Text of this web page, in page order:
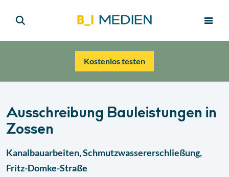
Kostenlos testen
Ausschreibung Bauleistungen in
Zossen
Kanalbauarbeiten, Schmutzwassererschließung,
Fritz-Domke-Straße